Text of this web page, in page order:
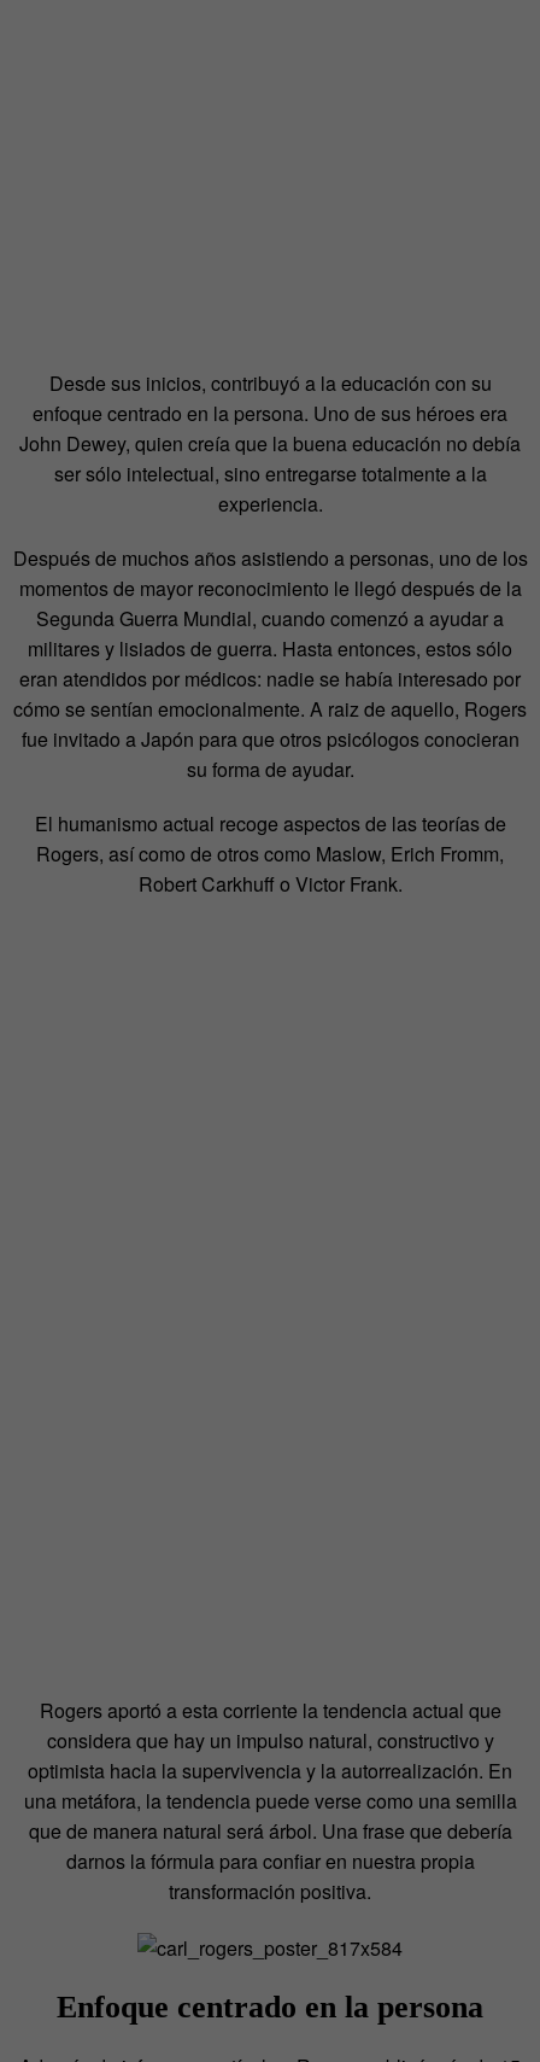
Desde sus inicios, contribuyó a la educación con su
enfoque centrado en la persona. Uno de sus héroes era
John Dewey, quien creía que la buena educación no debía
ser sólo intelectual, sino entregarse totalmente a la
experiencia.
Después de muchos años asistiendo a personas, uno de los
momentos de mayor reconocimiento le llegó después de la
Segunda Guerra Mundial, cuando comenzó a ayudar a
militares y lisiados de guerra. Hasta entonces, estos sólo
eran atendidos por médicos: nadie se había interesado por
cómo se sentían emocionalmente. A raiz de aquello, Rogers
fue invitado a Japón para que otros psicólogos conocieran
su forma de ayudar.
El humanismo actual recoge aspectos de las teorías de
Rogers, así como de otros como Maslow, Erich Fromm,
Robert Carkhuff o Victor Frank.
Rogers aportó a esta corriente la tendencia actual que
considera que hay un impulso natural, constructivo y
optimista hacia la supervivencia y la autorrealización. En
una metáfora, la tendencia puede verse como una semilla
que de manera natural será árbol. Una frase que debería
darnos la fórmula para confiar en nuestra propia
transformación positiva.
Enfoque centrado en la persona